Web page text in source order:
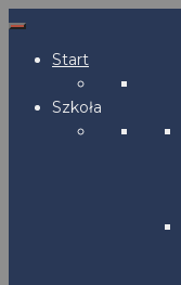
Start
Szkoła